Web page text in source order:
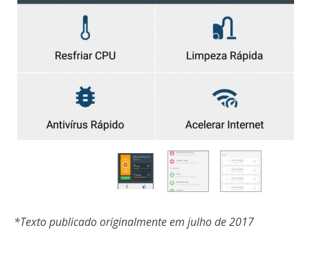
*Texto publicado originalmente em julho de 2017